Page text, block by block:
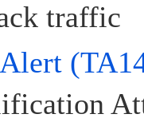
traffic